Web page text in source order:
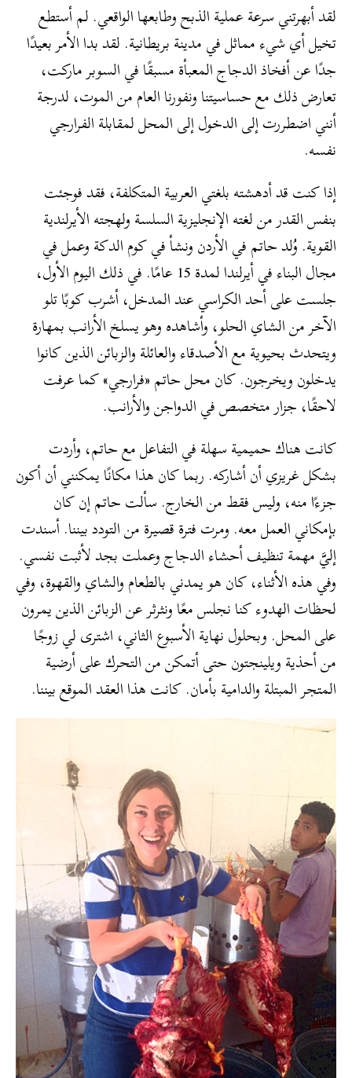
لقد أبهرتني سرعة عملية الذبح وطابعها الواقعي. لم أستطع
تخيل أي شيء مماثل في مدينة بريطانية. لقد بدا الأمر بعيدًا
جدًا عن أفخاذ الدجاج المعبأة مسبقًا في السوبر ماركت،
تعارض ذلك مع حساسيتنا ونفورنا العام من الموت، لدرجة
أنني اضطررت إلى الدخول إلى المحل لمقابلة الفرارجي
نفسه.
إذا كنت قد أدهشته بلغتي العربية المتكلفة، فقد فوجئت
بنفس القدر من لغته الإنجليزية السلسة ولهجته الأيرلندية
القوية. وُلد حاتم في الأردن ونشأ في كوم الدكة وعمل في
مجال البناء في أيرلندا لمدة 15 عامًا. في ذلك اليوم الأول،
جلست على أحد الكراسي عند المدخل، أشرب كوبًا تلو
الآخر من الشاي الحلو، وأشاهده وهو يسلخ الأرانب بمهارة
ويتحدث بحيوية مع الأصدقاء والعائلة والزبائن الذين كانوا
يدخلون ويخرجون. كان محل حاتم «فرارجي» كما عرفت
لاحقًا، جزار متخصص في الدواجن والأرانب.
كانت هناك حميمية سهلة في التفاعل مع حاتم، وأردت
بشكل غريزي أن أشاركه. ربما كان هذا مكانًا يمكنني أن أكون
جزءًا منه، وليس فقط من الخارج. سألت حاتم إن كان
بإمكاني العمل معه. ومرت فترة قصيرة من التودد بيننا. أسندت
إليَّ مهمة تنظيف أحشاء الدجاج وعملت بجد لأثبت نفسي.
وفي هذه الأثناء، كان هو يمدني بالطعام والشاي والقهوة، وفي
لحظات الهدوء كنا نجلس معًا ونثرثر عن الزبائن الذين يمرون
على المحل. وبحلول نهاية الأسبوع الثاني، اشترى لي زوجًا
من أحذية ويلينجتون حتى أتمكن من التحرك على أرضية
المتجر المبتلة والدامية بأمان. كانت هذا العقد الموقع بيننا.